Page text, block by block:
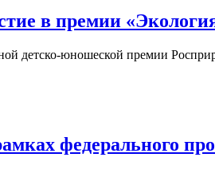
в премии «Экология
юношеской премии
федерального